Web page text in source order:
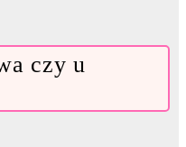
czy u